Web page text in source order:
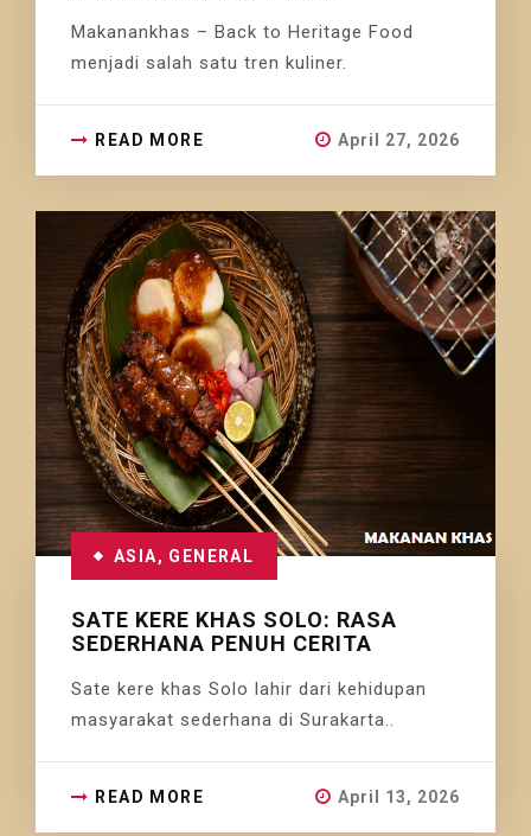
Makanankhas – Back to Heritage Food
menjadi salah satu tren kuliner.
READ MORE April 27, 2026
ASIA, GENERAL
SATE KERE KHAS SOLO: RASA
SEDERHANA PENUH CERITA
Sate kere khas Solo lahir dari kehidupan
masyarakat sederhana di Surakarta..
READ MORE April 13, 2026